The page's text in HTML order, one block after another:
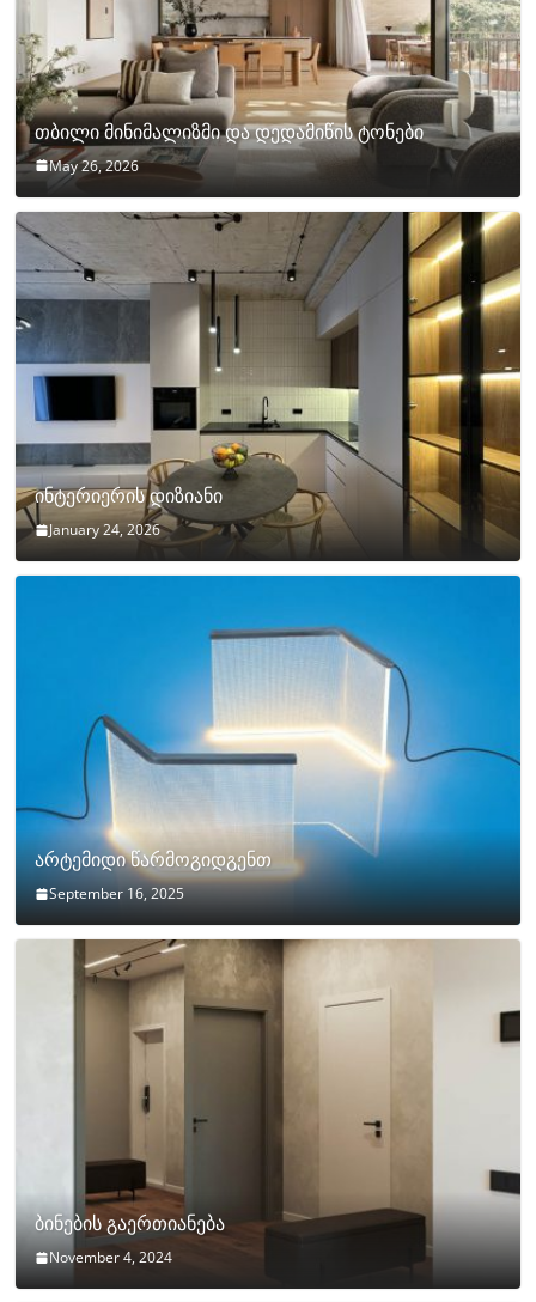
თბილი მინიმალიზმი და დედამიწის ტონები
May 26, 2026
ინტერიერის დიზიანი
January 24, 2026
არტემიდი წარმოგიდგენთ
September 16, 2025
ბინების გაერთიანება
November 4, 2024